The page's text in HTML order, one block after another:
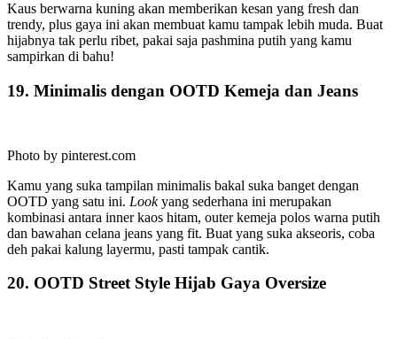
Kaus berwarna kuning akan memberikan kesan yang fresh dan
trendy, plus gaya ini akan membuat kamu tampak lebih muda. Buat
hijabnya tak perlu ribet, pakai saja pashmina putih yang kamu
sampirkan di bahu!
19. Minimalis dengan OOTD Kemeja dan Jeans
Photo by pinterest.com
Kamu yang suka tampilan minimalis bakal suka banget dengan
OOTD yang satu ini. Lookyang sederhana ini merupakan
kombinasi antara inner kaos hitam, outer kemeja polos warna putih
dan bawahan celana jeans yang fit. Buat yang suka akseoris, coba
deh pakai kalung layermu, pasti tampak cantik.
20. OOTD Street Style Hijab Gaya Oversize